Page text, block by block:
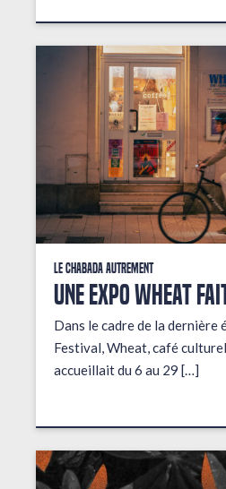
Le Chabada autrement
Une expo wheat
Dans le cadre de la dernière
Festival, Wheat, café
accueillait du 6 au 29 […]